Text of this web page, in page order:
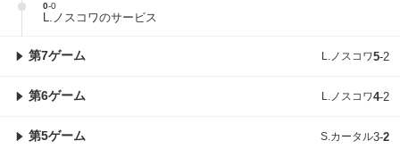
0-0
L.ノスコワのサービス
第7ゲーム L.ノスコワ5-2
第6ゲーム L.ノスコワ4-2
第5ゲーム S.カータル3-2